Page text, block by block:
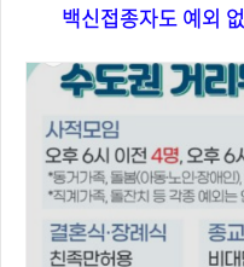
백신접종자도 예외